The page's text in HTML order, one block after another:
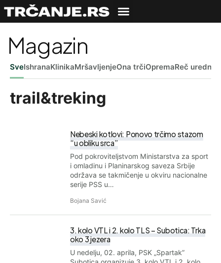
Magazin
SveIshranaKlinikaMršavljenjeOna trčiOpremaReč
trail&treking
Nebeski kotlovi: Ponovo trčimo stazom
“u obliku srca”
Pod pokroviteljstvom Ministarstva za sport
i omladinu i Planinarskog saveza Srbije
održava se takmičenje u okviru nacionalne
serije PSS u…
Bojana Savić
3. kolo VTL i 2. kolo TLS – Subotica: Trka
oko 3 jezera
U nedelju, 02. aprila, PSK „Spartak”